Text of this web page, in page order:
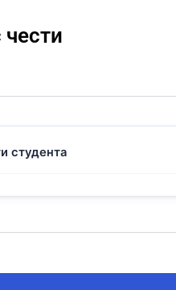
студента